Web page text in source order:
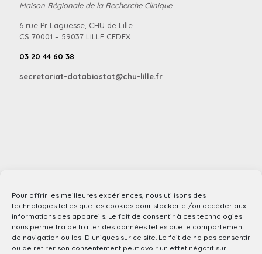
Pour offrir les meilleures expériences, nous utilisons des
technologies telles que les cookies pour stocker et/ou accéder aux
informations des appareils. Le fait de consentir à ces technologies
nous permettra de traiter des données telles que le comportement
de navigation ou les ID uniques sur ce site. Le fait de ne pas consentir
ou de retirer son consentement peut avoir un effet négatif sur
Maison Régionale de la Recherche Clinique
6 rue Pr Laguesse, CHU de Lille
CS 70001 – 59037 LILLE CEDEX
03 20 44 60 38
secretariat-databiostat@chu-lille.fr